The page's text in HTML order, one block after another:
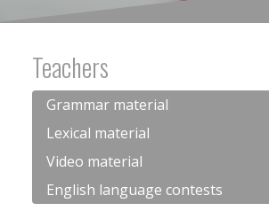
Teachers
Grammar material
Lexical material
Video material
English language contests